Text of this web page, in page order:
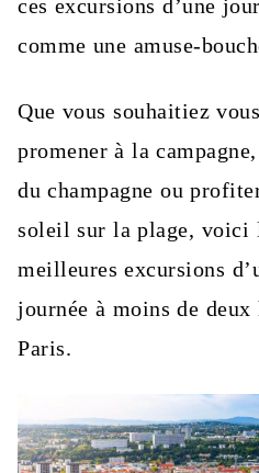
ces excursions d’une
comme une amuse-
Que vous souhaitiez vous
promener à la
du champagne ou
soleil sur la plage, voici
meilleures excursions
journée à moins de deux
Paris.